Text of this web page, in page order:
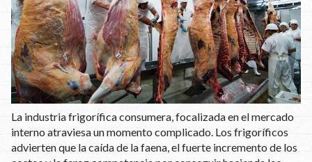
La industria frigorífica consumera, focalizada en el mercado
interno atraviesa un momento complicado. Los frigoríficos
advierten que la caída de la faena, el fuerte incremento de los